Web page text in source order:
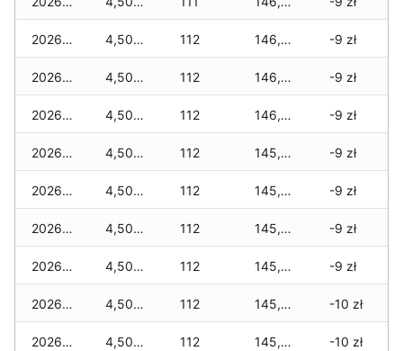
2026-06-28 4,500 zł 112 146,215 zł -9 zł
2026-06-27 4,500 zł 112 146,215 zł -9 zł
2026-06-26 4,500 zł 112 146,090 zł -9 zł
2026-06-25 4,500 zł 112 145,960 zł -9 zł
2026-06-24 4,500 zł 112 145,825 zł -9 zł
2026-06-23 4,500 zł 112 145,825 zł -9 zł
2026-06-22 4,500 zł 112 145,605 zł -9 zł
2026-06-21 4,500 zł 112 145,450 zł -10 zł
2026-06-20 4,500 zł 112 145,350 zł -10 zł